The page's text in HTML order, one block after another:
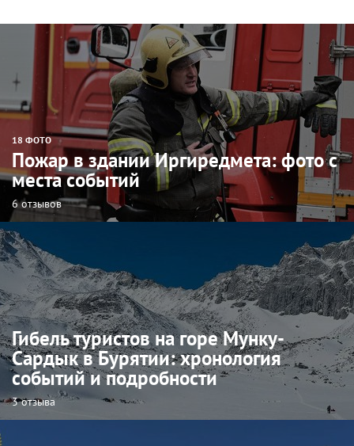
18 ФОТО
Пожар в здании Иргиредмета: фото с
места событий
6 отзывов
Гибель туристов на горе Мунку-
Сардык в Бурятии: хронология
событий и подробности
3 отзыва